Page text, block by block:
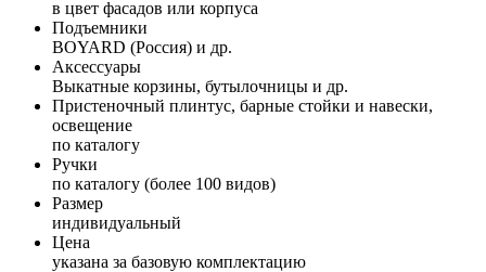
в цвет фасадов или корпуса
Подъемники
BOYARD (Россия) и др.
Аксессуары
Выкатные корзины, бутылочницы и др.
Пристеночный плинтус, барные стойки и навески,
освещение
по каталогу
Ручки
по каталогу (более 100 видов)
Размер
индивидуальный
Цена
указана за базовую комплектацию